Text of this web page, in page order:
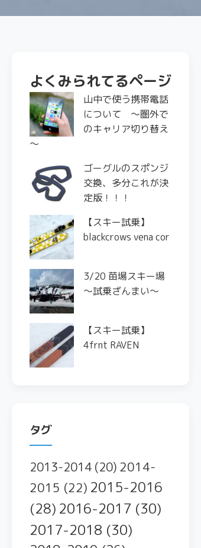
よくみられてるページ
山中で使う携帯電話
について ～圏外で
のキャリア切り替え
～
ゴーグルのスポンジ
交換、多分これが決
定版！！！
【スキー試乗】
blackcrows vena cor
3/20 苗場スキー場
〜試乗ざんまい〜
【スキー試乗】
4frnt RAVEN
タグ
2013-2014 (20) 2014-
2015 (22) 2015-2016
(28) 2016-2017 (30)
2017-2018 (30)